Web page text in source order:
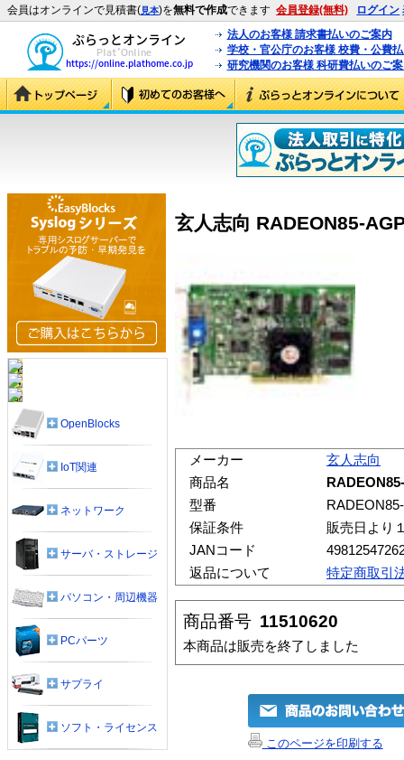
会員はオンラインで見積書(見本)を無料で作成できます 会員登録(無料) ログイン
法人のお客様 請求書払いのご案内
学校・官公庁のお客様 校費・公費
研究機関のお客様 科研費払いのご
玄人志向 RADEON85-
メーカー
玄人志向
商品名
型番
保証条件
販売日より
JANコード
返品について
特定商取引
商品番号 11510620
本商品は販売を終了しました
このページを印刷する
OpenBlocks
IoT関連
ネットワーク
サーバ・ストレージ
パソコン・周辺機器
PCパーツ
サプライ
ソフト・ライセンス